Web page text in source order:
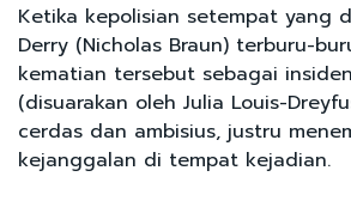
Ketika kepolisian setempat yang
Derry (Nicholas Braun) terburu-
kematian tersebut sebagai
(disuarakan oleh Julia Louis-
cerdas dan ambisius, justru
kejanggalan di tempat kejadian.